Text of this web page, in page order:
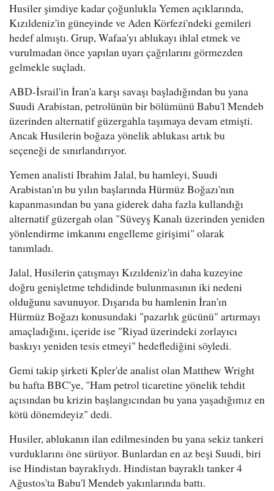
Husiler şimdiye kadar çoğunlukla Yemen açıklarında,
Kızıldeniz'in güneyinde ve Aden Körfezi'ndeki gemileri
hedef almıştı. Grup, Wafaa'yı ablukayı ihlal etmek ve
vurulmadan önce yapılan uyarı çağrılarını görmezden
gelmekle suçladı.
ABD-İsrail'in İran'a karşı savaşı başladığından bu yana
Suudi Arabistan, petrolünün bir bölümünü Babu'l Mendeb
üzerinden alternatif güzergahla taşımaya devam etmişti.
Ancak Husilerin boğaza yönelik ablukası artık bu
seçeneği de sınırlandırıyor.
Yemen analisti Ibrahim Jalal, bu hamleyi, Suudi
Arabistan'ın bu yılın başlarında Hürmüz Boğazı'nın
kapanmasından bu yana giderek daha fazla kullandığı
alternatif güzergah olan "Süveyş Kanalı üzerinden yeniden
yönlendirme imkanını engelleme girişimi" olarak
tanımladı.
Jalal, Husilerin çatışmayı Kızıldeniz'in daha kuzeyine
doğru genişletme tehdidinde bulunmasının iki nedeni
olduğunu savunuyor. Dışarıda bu hamlenin İran'ın
Hürmüz Boğazı konusundaki "pazarlık gücünü" artırmayı
amaçladığını, içeride ise "Riyad üzerindeki zorlayıcı
baskıyı yeniden tesis etmeyi" hedeflediğini söyledi.
Gemi takip şirketi Kpler'de analist olan Matthew Wright
bu hafta BBC'ye, "Ham petrol ticaretine yönelik tehdit
açısından bu krizin başlangıcından bu yana yaşadığımız en
kötü dönemdeyiz" dedi.
Husiler, ablukanın ilan edilmesinden bu yana sekiz tankeri
vurduklarını öne sürüyor. Bunlardan en az beşi Suudi, biri
ise Hindistan bayraklıydı. Hindistan bayraklı tanker 4
Ağustos'ta Babu'l Mendeb yakınlarında battı.